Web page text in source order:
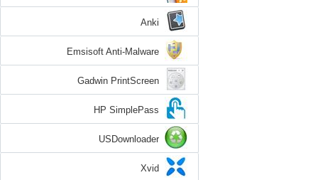
Anki
Emsisoft Anti-Malware
Gadwin PrintScreen
HP SimplePass
USDownloader
Xvid